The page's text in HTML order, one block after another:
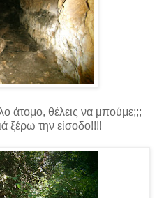
άτομο, θέλεις να μπούμε;;;
ξέρω την είσοδο!!!!